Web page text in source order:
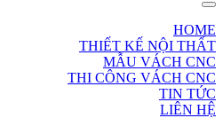
HOME
THIẾT KẾ NỘI THẤT
MẪU VÁCH CNC
THI CÔNG VÁCH CNC
TIN TỨC
LIÊN HỆ